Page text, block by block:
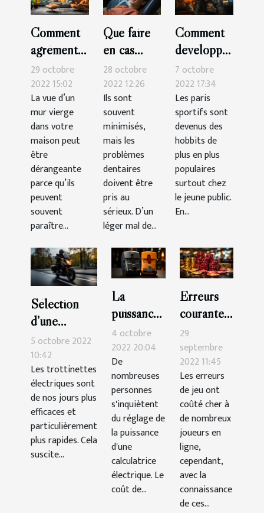
Comment
agrémenter
sa
décoration
murale ?
29 octobre
2022 15:02
La vue d’un
mur vierge
dans votre
maison peut
être
dérangeante
parce qu’ils
peuvent
souvent
paraître...
Que faire
en cas
d’urgence
dentaire ?
28 octobre
2022 12:26
Ils sont
souvent
minimisés,
mais les
problèmes
dentaires
doivent être
pris au
sérieux. D’un
léger mal de...
Comment
développer
sa
technique
pour
gagner
dans les
paris
sportifs ?
7 octobre
2022 17:34
Les paris
sportifs sont
devenus des
hobbits de
plus en plus
populaires
surtout chez
le jeune public.
En...
Sélection
d’une
trottinette
électrique :
voici 3
critères
5 octobre 2022
10:42
Les trottinettes
électriques sont
de nos jours plus
efficaces et
particulièrement
plus rapides. Cela
suscite...
La
puissance
de
compteur
: quel est
le
meilleur
choix ?
4 octobre
2022 20:04
De
nombreuses
personnes
s'inquiètent
du réglage de
la puissance
d'une
calculatrice
électrique. Le
coût de...
Erreurs
courantes
que vous
devriez
éviter au
casino
29
septembre
2022 11:45
Les erreurs
de jeu ont
coûté cher à
de nombreux
joueurs en
ligne,
cependant,
avec la
connaissance
de ces...